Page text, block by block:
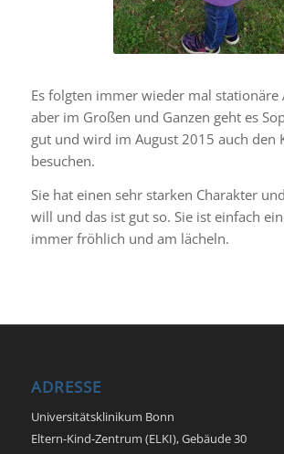
Es folgten immer wieder mal stationäre
aber im Großen und Ganzen geht es
gut und wird im August 2015 auch den
besuchen.
Sie hat einen sehr starken Charakter
will und das ist gut so. Sie ist einfach
immer fröhlich und am lächeln.
ADRESSE
Universitätsklinikum Bonn
Eltern-Kind-Zentrum (ELKI), Gebäude 30